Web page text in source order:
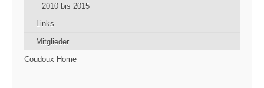
2010 bis 2015
Links
Mitglieder
Coudoux Home